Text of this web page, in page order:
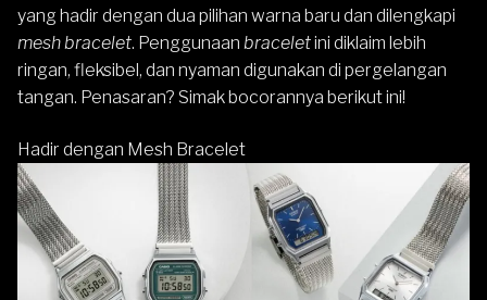
yang hadir dengan dua pilihan warna baru dan dilengkapi
mesh bracelet. Penggunaan braceletini diklaim lebih
ringan, fleksibel, dan nyaman digunakan di pergelangan
tangan. Penasaran? Simak bocorannya berikut ini!
Hadir dengan Mesh Bracelet